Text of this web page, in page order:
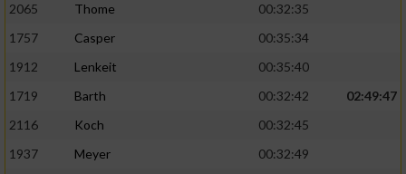
2065
Thome
00:32:35
1757
Casper
00:35:34
1912
Lenkeit
00:35:40
1719
Barth 00:32:42
02:49:47
2116
Koch
00:32:45
1937
Meyer
00:32:49